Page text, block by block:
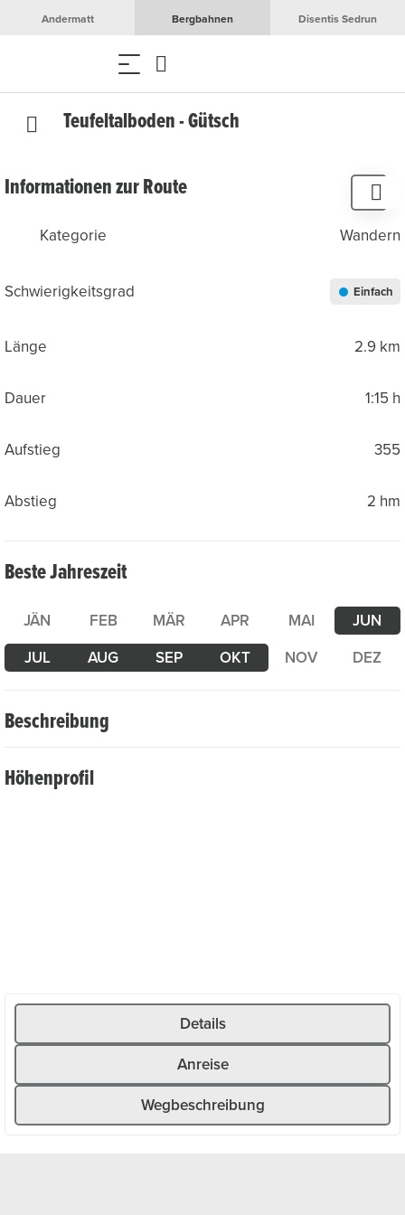
Andermatt Bergbahnen Disentis Sedrun
Teufeltalboden - Gütsch
Informationen zur Route
Kategorie Wandern
Schwierigkeitsgrad Einfach
Länge 2.9 km
Dauer 1:15 h
Aufstieg 355
Abstieg 2 hm
Beste Jahreszeit
JÄN FEB MÄR APR MAI
JUN
JUL
AUG SEP OKT NOV DEZ
Beschreibung
Wanderung stetig bergauf bis auf den Gütsch oberhalb
von Andermatt. Der Bergweg verläuft durch alpine
Höhenprofil
Details
Anreise
Wegbeschreibung